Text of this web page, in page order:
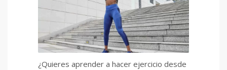
¿Quieres aprender a hacer ejercicio desde